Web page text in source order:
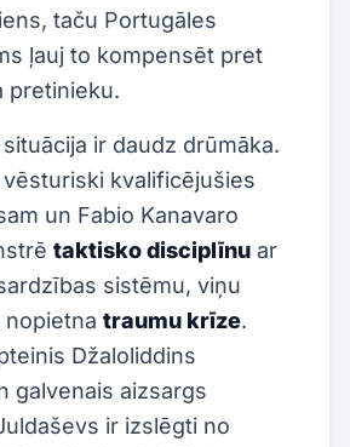
taču Portugāles
ļauj to kompensēt pret
pretinieku.
ir daudz drūmāka.
kvalificējušies
un Fabio Kanavaro
taktisko disciplīnu ar
sistēmu, viņu
nopietna traumu krīze.
Džaloliddins
galvenais aizsargs
ir izslēgti no